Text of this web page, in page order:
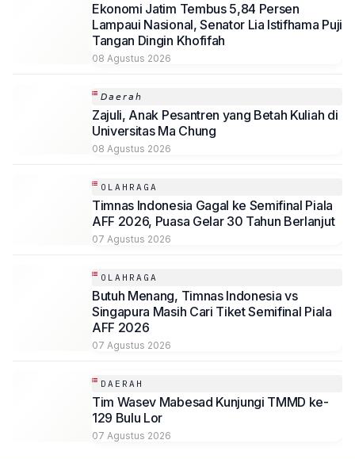
Ekonomi Jatim Tembus 5,84 Persen
Lampaui Nasional, Senator Lia Istifhama Puji
Tangan Dingin Khofifah
08 Agustus 2026
𝘋𝘢𝘦𝘳𝘢𝘩
Zajuli, Anak Pesantren yang Betah Kuliah di
Universitas Ma Chung
08 Agustus 2026
OLAHRAGA
Timnas Indonesia Gagal ke Semifinal Piala
AFF 2026, Puasa Gelar 30 Tahun Berlanjut
07 Agustus 2026
OLAHRAGA
Butuh Menang, Timnas Indonesia vs
Singapura Masih Cari Tiket Semifinal Piala
AFF 2026
07 Agustus 2026
DAERAH
Tim Wasev Mabesad Kunjungi TMMD ke-
129 Bulu Lor
07 Agustus 2026